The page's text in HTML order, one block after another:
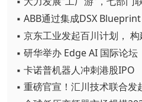
▪ 京东工业发起百川计划，
▪ 研华举办 Edge AI 国际论坛
▪ 卡诺普机器人冲刺港股IPO